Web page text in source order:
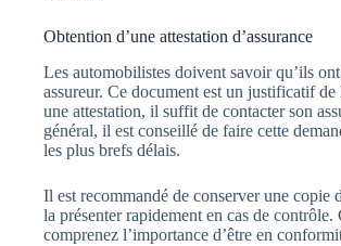
Obtention d’une attestation d’assurance
Les automobilistes doivent savoir qu’ils
assureur. Ce document est un justificatif
une attestation, il suffit de contacter son
général, il est conseillé de faire cette
les plus brefs délais.
Il est recommandé de conserver une
la présenter rapidement en cas de
comprenez l’importance d’être en